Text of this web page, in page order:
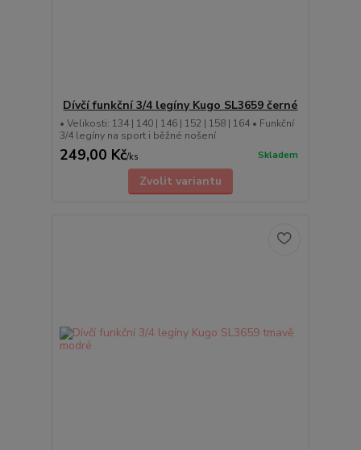
Dívčí funkční 3/4 legíny Kugo SL3659 černé
• Velikosti: 134 | 140 | 146 | 152 | 158 | 164 • Funkční
3/4 legíny na sport i běžné nošení
249,00 Kč/ks Skladem
Zvolit variantu